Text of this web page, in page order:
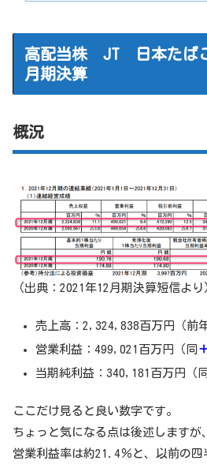
高配当株 JT 日本たば
月期決算
概況
（出典：2021年12月期決算短信より
売上高：2,324,838百万円（前
営業利益：499,021百万円（同
当期純利益：340,181百万円（同
ここだけ見ると良い数字です。
ちょっと気になる点は後述しますが
営業利益率は約21.4％と、以前の